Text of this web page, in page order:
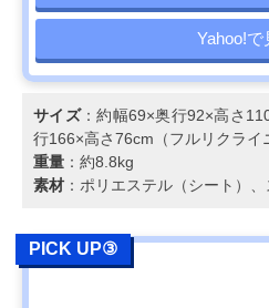
Yahoo!で
サイズ：約幅69×奥行92×高さ
行166×高さ76cm（フルリクライ
重量 ：約8.8kg
素材 ：ポリエステル（シート）
PICK UP③